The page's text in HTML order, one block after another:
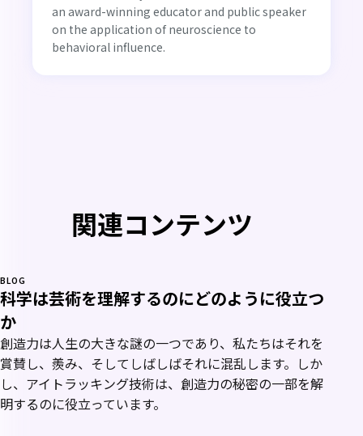
an award-winning educator and public speaker
on the application of neuroscience to
behavioral influence.
関連コンテンツ
BLOG
科学は芸術を理解するのにどのように役立つ
か
創造力は人生の大きな謎の一つであり、私たちはそれを
賞賛し、羨み、そしてしばしばそれに混乱します。しか
し、アイトラッキング技術は、創造力の秘密の一部を解
明するのに役立っています。